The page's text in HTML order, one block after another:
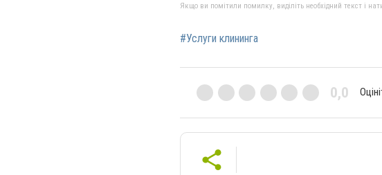
Якщо ви помітили помилку, виділіть необхідний текст і
#Услуги клининга
0,0